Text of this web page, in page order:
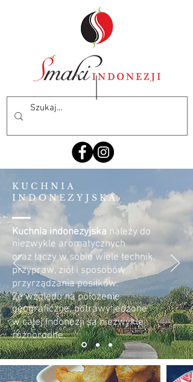
KUCHNIA
INDONEZYJSKA
Kuchnia indonezyjska należy do
niezwykle aromatycznych
oraz łączy w sobie wiele technik,
przypraw, ziół i sposobów
przyrządzania posiłków.
Ze względu na położenie
geograficzne, potrawy jedzone
w całej Indonezji są niezwykle
różnorodne.